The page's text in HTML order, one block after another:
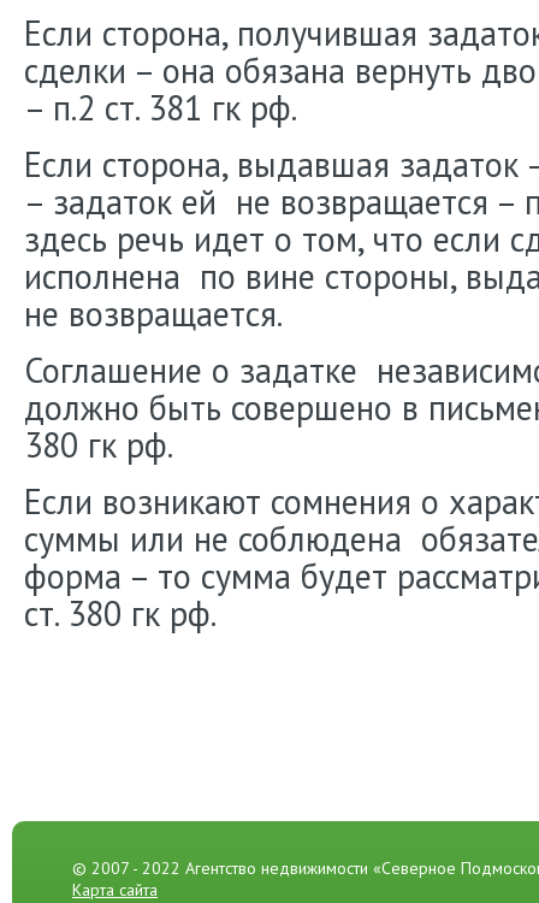
Если сторона, получившая
сделки – она обязана вернуть
– п.2 ст. 381 гк рф.
Если сторона, выдавшая задаток
– задаток ей не возвращается –
здесь речь идет о том, что если
исполнена по вине стороны,
не возвращается.
Соглашение о задатке
должно быть совершено в
380 гк рф.
Если возникают сомнения о
суммы или не соблюдена
форма – то сумма будет
ст. 380 гк рф.
© 2007 - 2022 Агентство недвижимости «Северное
Карта сайта